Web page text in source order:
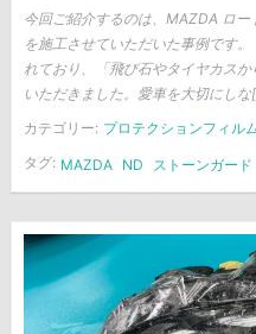
今回ご紹介するのは、MAZDA ロ
を施工させていただいた事例です
れており、「飛び石やタイヤカス
いただきました。愛車を大切にし
カテゴリー: プロテクションフィル
タグ: MAZDA ND ストーンガード